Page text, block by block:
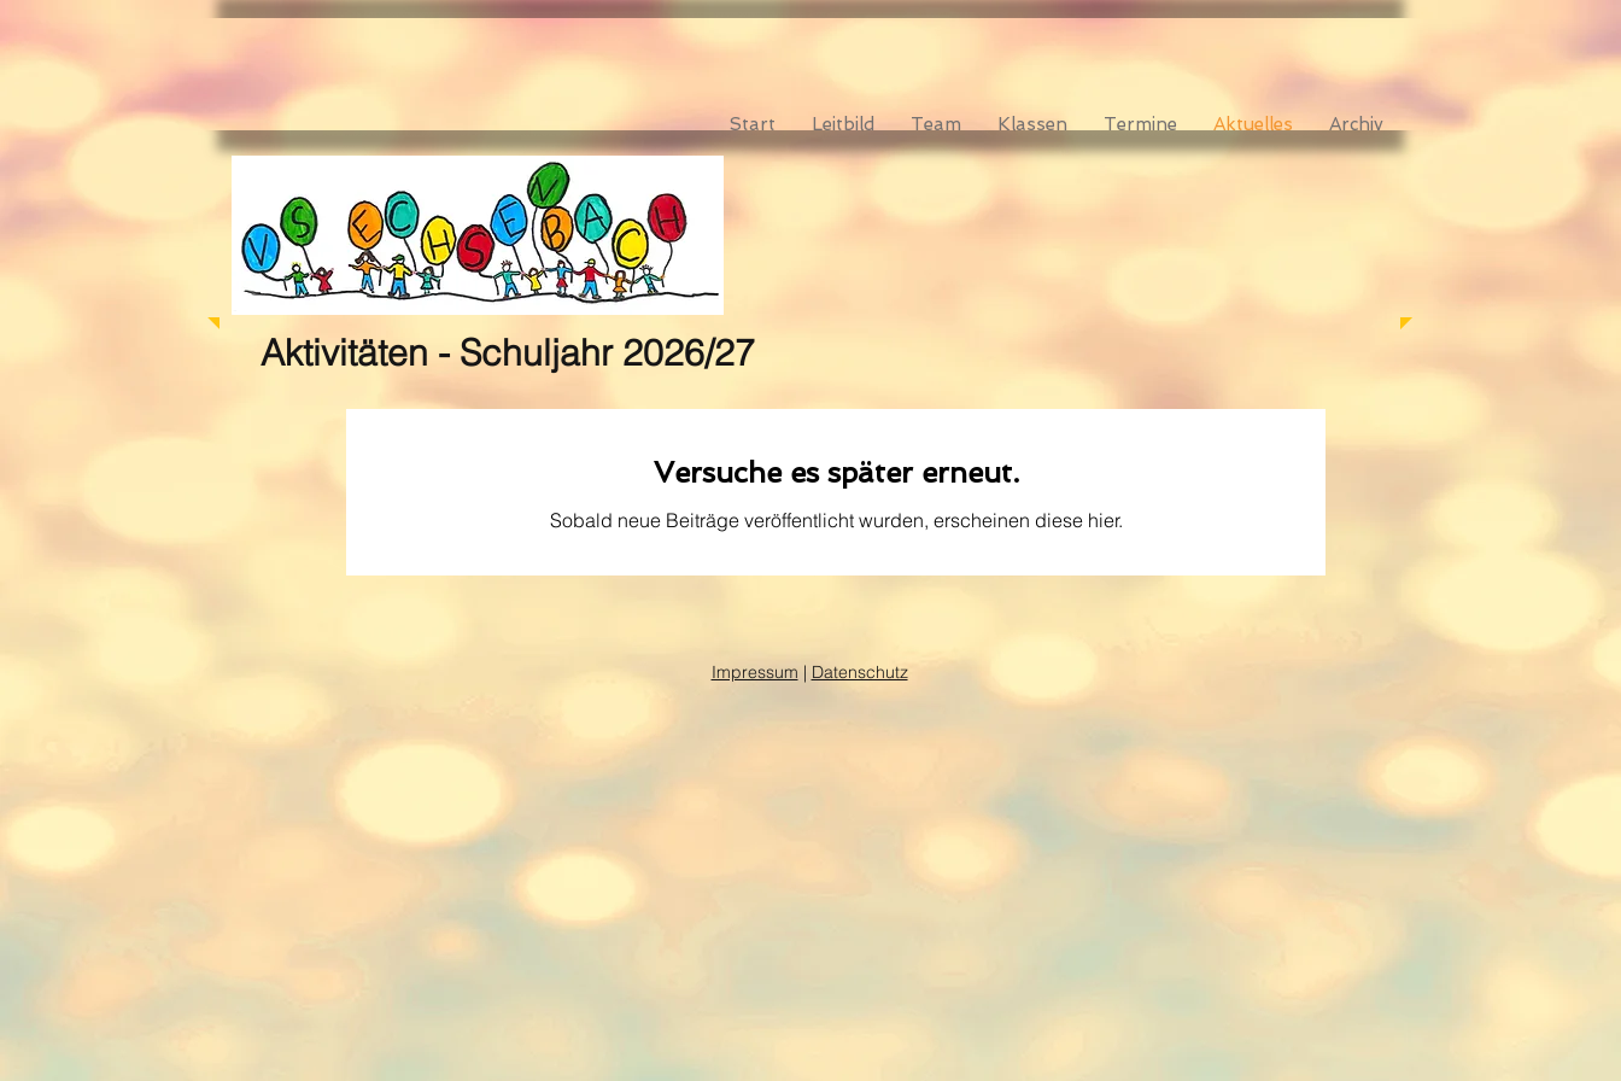
Start Leitbild Team Klassen Termine Aktuelles Archiv
Aktivitäten - Schuljahr 2026/27
Versuche es später erneut.
Sobald neue Beiträge veröffentlicht wurden, erscheinen diese hier.
Impressum | Datenschutz